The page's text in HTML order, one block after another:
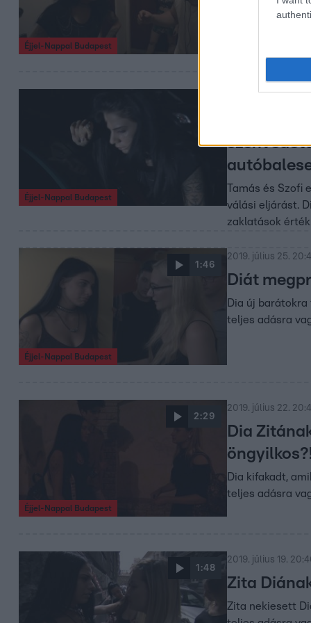
Éjjel-Nappal Budapest
teljes adásra
Éjjel-Nappal Budapest
szenvedett
Tamás és Szofi
válási eljárást.
zaklatások
1:46
Éjjel-Nappal Budapest
2019. július 25.
Diát
Dia új
teljes adásra
2:29
Éjjel-Nappal Budapest
2019. július 22.
Dia
Dia kifakadt,
teljes adásra
1:48
2019. július 19.
Zita
Zita nekiesett